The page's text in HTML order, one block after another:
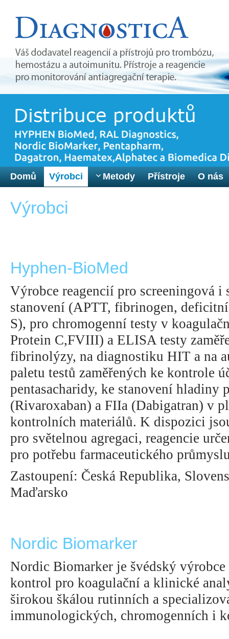
Domů Výrobci Metody Přístroje O nás
Výrobci
Hyphen-BioMed
Výrobce reagencií pro screeningová i
stanovení (APTT, fibrinogen,
S), pro chromogenní testy v
Protein C,FVIII) a ELISA testy
fibrinolýzy, na diagnostiku HIT a na
paletu testů zaměřených ke kontrole
pentasacharidy, ke stanovení
(Rivaroxaban) a FIIa (Dabigatran) v
kontrolních materiálů. K dispozici
pro světelnou agregaci, reagencie
pro potřebu farmaceutického
Zastoupení: Česká Republika,
Maďarsko
Nordic Biomarker
Nordic Biomarker je švédský
kontrol pro koagulační a klinické
širokou škálou rutinních a
immunologických, chromogenních i